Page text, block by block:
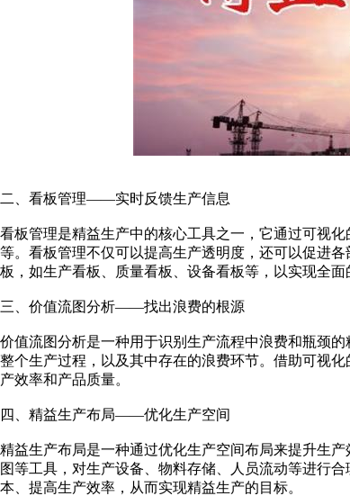
二、看板管理——实时反馈生产信息
看板管理是精益生产中的核心工具之一，它通过可视
等。看板管理不仅可以提高生产透明度，还可以促进
板，如生产看板、质量看板、设备看板等，以实现全面
三、价值流图分析——找出浪费的根源
价值流图分析是一种用于识别生产流程中浪费和瓶颈
整个生产过程，以及其中存在的浪费环节。借助可视
产效率和产品质量。
四、精益生产布局——优化生产空间
精益生产布局是一种通过优化生产空间布局来提升生
图等工具，对生产设备、物料存储、人员流动等进行
本、提高生产效率，从而实现精益生产的目标。